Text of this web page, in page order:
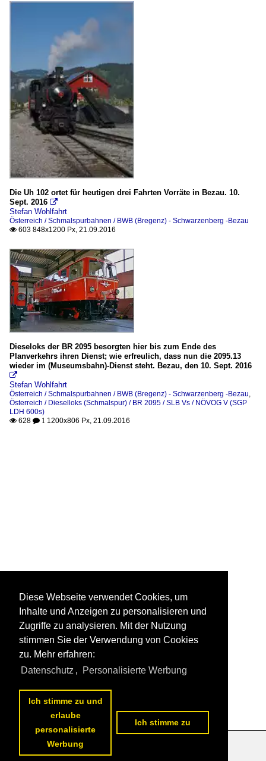
Die Uh 102 ortet für heutigen drei Fahrten Vorräte in Bezau. 10.
Sept. 2016 
Stefan Wohlfahrt
Österreich / Schmalspurbahnen / BWB (Bregenz) - Schwarzenberg -Bezau
 603 848x1200 Px, 21.09.2016
Dieseloks der BR 2095 besorgten hier bis zum Ende des
Planverkehrs ihren Dienst; wie erfreulich, dass nun die 2095.13
wieder im (Museumsbahn)-Dienst steht. Bezau, den 10. Sept. 2016

Stefan Wohlfahrt
Österreich / Schmalspurbahnen / BWB (Bregenz) - Schwarzenberg -Bezau,
Österreich / Dieselloks (Schmalspur) / BR 2095 / SLB Vs / NÖVOG V (SGP
LDH 600s)
 628  1 1200x806 Px, 21.09.2016
Datenschutzerklärung
Diese Webseite verwendet Cookies, um
Inhalte und Anzeigen zu personalisieren und
Zugriffe zu analysieren. Mit der Nutzung
stimmen Sie der Verwendung von Cookies
zu. Mehr erfahren:
Datenschutz , Personalisierte Werbung
Ich stimme zu und
erlaube
personalisierte
Werbung
Ich stimme zu